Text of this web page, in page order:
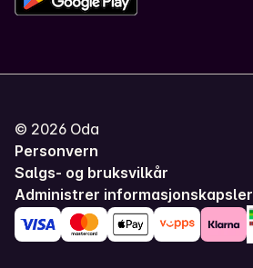
© 2026 Oda
Personvern
Salgs- og bruksvilkår
Administrer informasjonskapsler